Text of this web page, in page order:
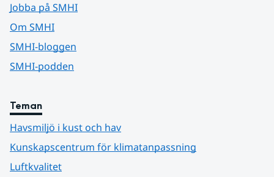
Jobba på SMHI
Om SMHI
SMHI-bloggen
SMHI-podden
Teman
Havsmiljö i kust och hav
Kunskapscentrum för klimatanpassning
Luftkvalitet